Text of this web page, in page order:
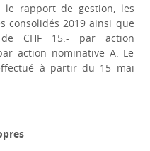
le rapport de gestion, les
consolidés 2019 ainsi que
de CHF 15.- par action
action nominative A. Le
à partir du 15 mai